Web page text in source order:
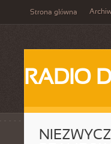
Strona główna
RADIO